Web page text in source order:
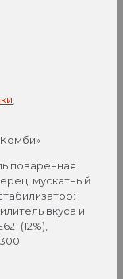
,
поваренная
мускатный
вкуса и
(12%),